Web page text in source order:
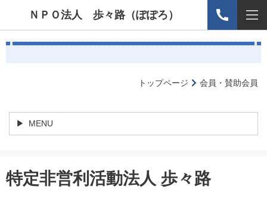
ＮＰＯ法人 歩々路（ぽぽろ）
トップページ 会員・賛助会員
MENU
特定非営利活動法人 歩々路